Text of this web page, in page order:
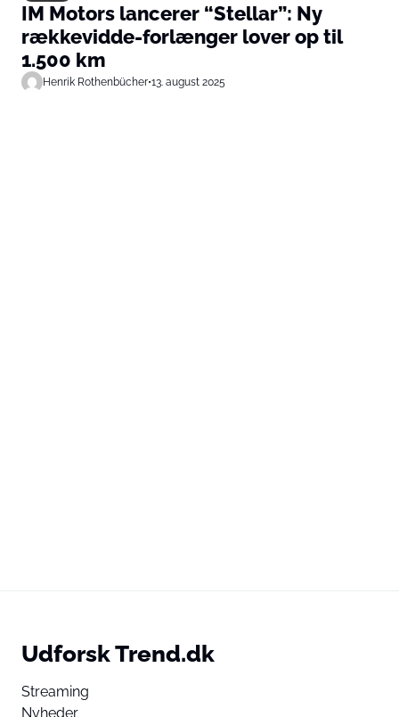
IM Motors lancerer “Stellar”: Ny
rækkevidde-forlænger lover op til
1.500 km
Henrik Rothenbücher•13. august 2025
Udforsk Trend.dk
Streaming
Nyheder